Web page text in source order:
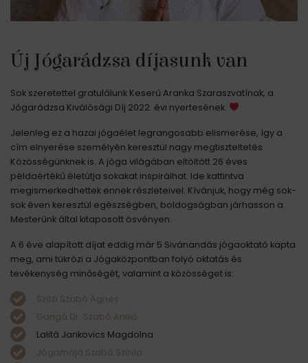
Új Jógarádzsa díjasunk van
Sok szeretettel gratulálunk Keserű Aranka Szaraszvatínak, a
Jógarádzsa Kiválósági Díj 2022. évi nyertesének.
Jelenleg ez a hazai jógaélet legrangosabb elismerése, így a
cím elnyerése személyén keresztül nagy megtiszteltetés
Közösségünknek is. A jóga világában eltöltött 26 éves
példaértékű életútja sokakat inspirálhat. Ide kattintva
megismerkedhettek ennek részleteivel. Kívánjuk, hogy még sok-
sok éven keresztül egészségben, boldogságban járhasson a
Mesterünk által kitaposott ösvényen.
A 6 éve alapított díjat eddig már 5 Sivánandás jógaoktató kapta
meg, ami tükrözi a Jógaközpontban folyó oktatás és
tevékenység minőségét, valamint a közösséget is:
Szítá Szabó Ágnes
Gangá Dr. Szabó Anikó
Lalitá Jankovics Magdolna
Jógamájá Szabó Szilvia